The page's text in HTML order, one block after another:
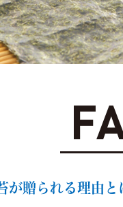
が贈られる理由と